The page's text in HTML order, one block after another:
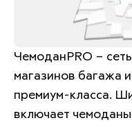
ЧемоданPRO –
магазинов багажа
премиум-класса.
включает